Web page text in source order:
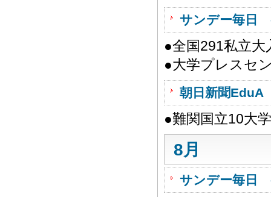
サンデー毎日
●全国291私立
●大学プレスセ
朝日新聞
●難関国立10大
8月
サンデー毎日